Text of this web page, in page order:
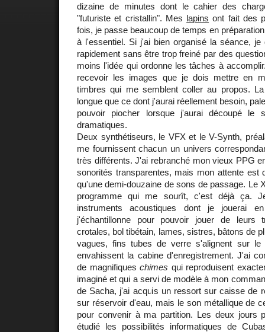
dizaine de minutes dont le cahier des
"futuriste et cristallin". Mes lapins ont fait des
fois, je passe beaucoup de temps en
à l'essentiel. Si j'ai bien organisé la séance, je
rapidement sans être trop freiné par des
moins l'idée qui ordonne les tâches à
recevoir les images que je dois mettre en
timbres qui me semblent coller au propos.
longue que ce dont j'aurai réellement besoin,
pouvoir piocher lorsque j'aurai découpé le
dramatiques.
Deux synthétiseurs, le VFX et le V-Synth,
me fournissent chacun un univers
très différents. J'ai rebranché mon vieux PPG
sonorités transparentes, mais mon attente est
qu'une demi-douzaine de sons de passage. Le
programme qui me sourît, c'est déjà ça.
instruments acoustiques dont je jouerai
j'échantillonne pour pouvoir jouer de leurs
crotales, bol tibétain, lames, sistres, bâtons de
vagues, fins tubes de verre s'alignent sur le
envahissent la cabine d'enregistrement. J'ai
de magnifiqueschimes qui reproduisent
imaginé et qui a servi de modèle à mon
de Sacha, j'ai acquis un ressort sur caisse de
sur réservoir d'eau, mais le son métallique de
pour convenir à ma partition. Les deux jours
étudié les possibilités informatiques de